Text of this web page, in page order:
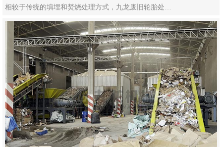
相较于传统的填埋和焚烧处理方式，九龙废旧轮胎处…